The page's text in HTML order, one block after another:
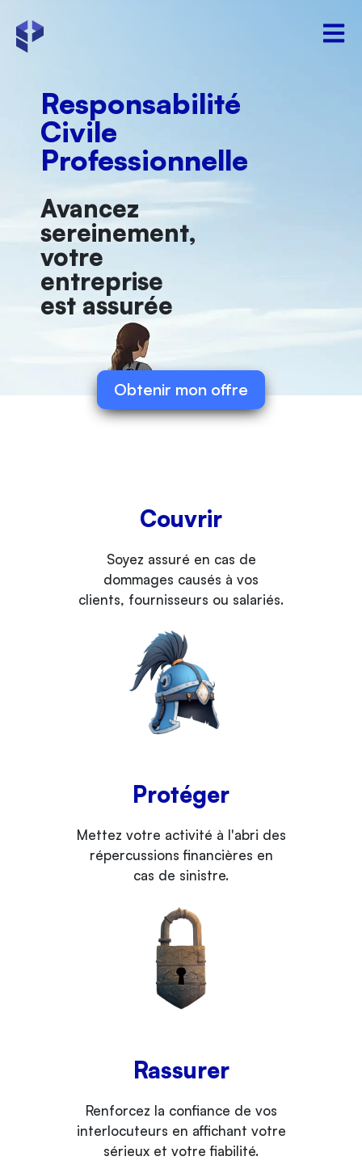
Responsabilité
Civile
Professionnelle
Avancez
sereinement,
votre
entreprise
est assurée
Obtenir mon offre
Couvrir
Soyez assuré en cas de
dommages causés à vos
clients, fournisseurs ou salariés.
Protéger
Mettez votre activité à l'abri des
répercussions financières en
cas de sinistre.
Rassurer
Renforcez la confiance de vos
interlocuteurs en affichant votre
sérieux et votre fiabilité.